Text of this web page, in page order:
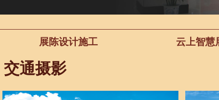
展陈设计施工 云上智慧
交通摄影